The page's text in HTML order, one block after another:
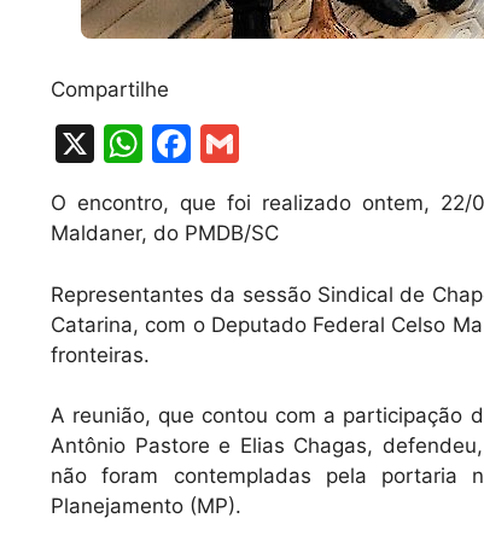
Compartilhe
X
W
at
s
A
p
p
F
c
b
o
k
m
ai
O encontro, que foi realizado ontem,
Maldaner, do PMDB/SC
Representantes da sessão Sindical de
Catarina, com o Deputado Federal Celso
fronteiras.
A reunião, que contou com a participação
Antônio Pastore e Elias Chagas,
não foram contempladas pela
Planejamento (MP).